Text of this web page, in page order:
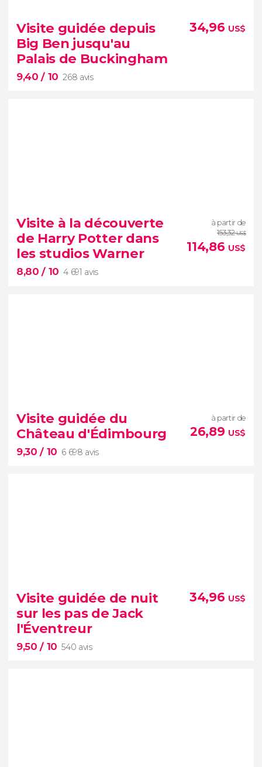
billet pour le palais de Buckingham
Couronne
britannique
Visite guidée depuis
Big Ben jusqu'au
Palais de Buckingham
9,40/ 10 268 avis
34,96 US$
visite guidée de Big Ben au palais de
Buckingham, accompagné par un guide
francophone
Visite à la découverte
de Harry Potter dans
les studios Warner
8,80/ 10 4 691 avis
à partir de
153,32US$
114,86 US$
4 691 avis
excursion depuis Londres
studios Warner
Visite guidée du
Château d'Édimbourg
9,30/ 10 6 698 avis
à partir de
26,89 US$
visite guidée du Château d'Édimbourg
monument le plus célèbre d'Écosse
Visite guidée de nuit
sur les pas de Jack
l'Éventreur
9,50/ 10 540 avis
34,96 US$